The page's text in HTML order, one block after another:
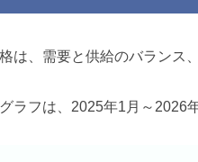
は、需要と供給のバランス
ラフは、2025年1月～2026